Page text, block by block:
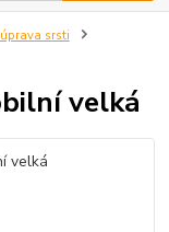
srsti
velká